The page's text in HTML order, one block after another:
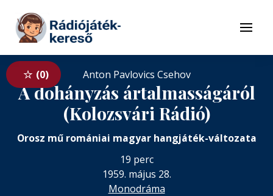
Tovább a tartalomhoz
Menü
0 Anton Pavlovics Csehov
A dohányzás ártalmasságáról
(Kolozsvári Rádió)
Orosz mű romániai magyar hangjáték-változata
19 perc
1959. május 28.
Monodráma